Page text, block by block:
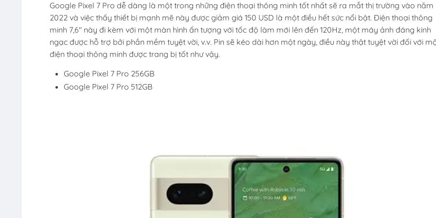
Google Pixel 7 Pro dễ dàng là một trong những điện thoại thông minh tốt nhất sẽ ra mắt thị trường vào năm
2022 và việc thấy thiết bị mạnh mẽ này được giảm giá 150 USD là một điều hết sức nổi bật. Điện thoại thông
minh 7,6″ này đi kèm với một màn hình ấn tượng với tốc độ làm mới lên đến 120Hz, một máy ảnh đáng kinh
ngạc được hỗ trợ bởi phần mềm tuyệt vời, v.v. Pin sẽ kéo dài hơn một ngày, điều này thật tuyệt vời đối với
điện thoại thông minh được trang bị tốt như vậy.
Google Pixel 7 Pro 256GB
Google Pixel 7 Pro 512GB